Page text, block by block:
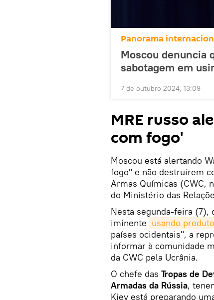
Panorama
Moscou denuncia
sabotagem em
7 de outubro 2024, 13:09
MRE russo
com fogo'
Moscou está alertando
fogo" e não destruírem
Armas Químicas (CWC,
do Ministério das
Nesta segunda-feira (7),
iminente usando
países ocidentais", a
informar à comunidade
da CWC pela Ucrânia.
O chefe das Tropas de
Armadas da Rússia,
Kiev está preparando